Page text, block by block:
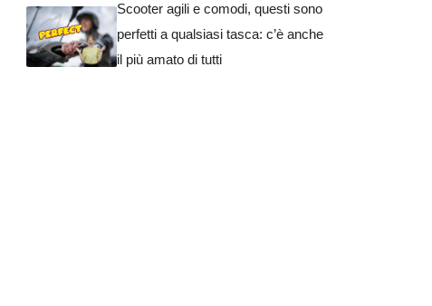
Scooter agili e comodi, questi sono
perfetti a qualsiasi tasca: c’è anche
il più amato di tutti